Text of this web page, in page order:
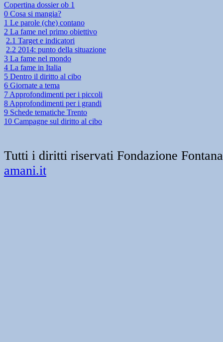
Copertina dossier ob 1
0 Cosa si mangia?
1 Le parole (che) contano
2 La fame nel primo obiettivo
2.1 Target e indicatori
2.2 2014: punto della situazione
3 La fame nel mondo
4 La fame in Italia
5 Dentro il diritto al cibo
6 Giornate a tema
7 Approfondimenti per i piccoli
8 Approfondimenti per i grandi
9 Schede tematiche Trento
10 Campagne sul diritto al cibo
Tutti i diritti riservati Fondazione
amani.it